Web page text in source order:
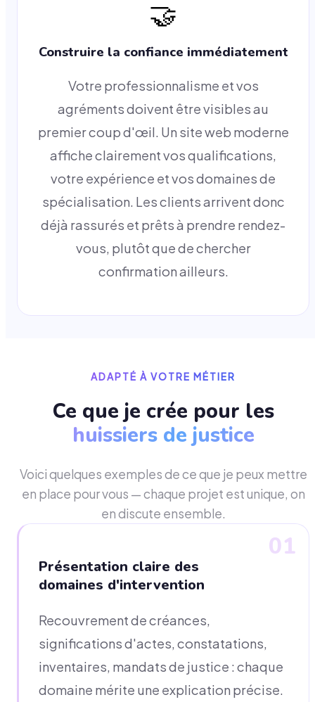
🤝
Construire la confiance immédiatement
Votre professionnalisme et vos
agréments doivent être visibles au
premier coup d'œil. Un site web moderne
affiche clairement vos qualifications,
votre expérience et vos domaines de
spécialisation. Les clients arrivent donc
déjà rassurés et prêts à prendre rendez-
vous, plutôt que de chercher
confirmation ailleurs.
ADAPTÉ À VOTRE MÉTIER
Ce que je crée pour les
huissiers de justice
Voici quelques exemples de ce que je peux mettre
en place pour vous — chaque projet est unique, on
en discute ensemble.
01
Présentation claire des
domaines d'intervention
Recouvrement de créances,
significations d'actes, constatations,
inventaires, mandats de justice : chaque
domaine mérite une explication précise.